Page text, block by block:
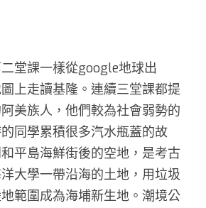
堂課一樣從google地球出
上走讀基隆。連續三堂課都提
美族人，他們較為社會弱勢的
同學累積很多汽水瓶蓋的故
平島海鮮街後的空地，是考古
大學一帶沿海的土地，用垃圾
範圍成為海埔新生地。潮境公